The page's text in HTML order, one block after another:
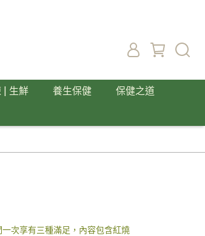
| 生鮮 養生保健
保健之道
一次享有三種滿足，內容包含紅燒